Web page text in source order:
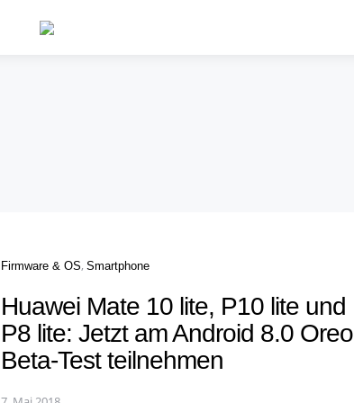
Categories
Firmware & OS Smartphone
Huawei Mate 10 lite, P10 lite und
P8 lite: Jetzt am Android 8.0 Oreo
Beta-Test teilnehmen